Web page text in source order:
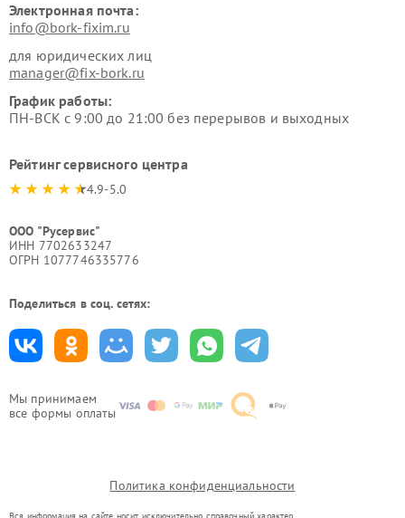
Мы принимаем
все формы оплаты
Электронная почта:
info@bork-fixim.ru
для юридических лиц
manager@fix-bork.ru
График работы:
ПН-ВСК с 9:00 до 21:00 без перерывов и выходных
Рейтинг сервисного центра
4.9-5.0
ООО "Русервис"
ИНН 7702633247
ОГРН 1077746335776
Поделиться в соц. сетях:
Политика конфиденциальности